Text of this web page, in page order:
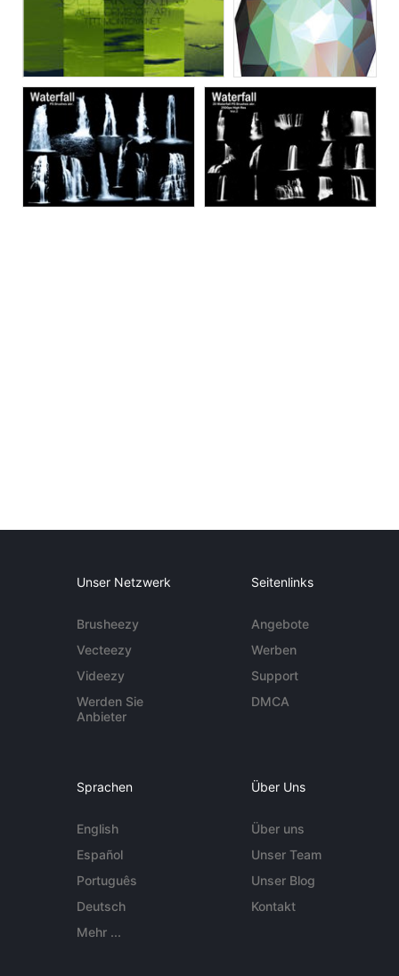
Unser Netzwerk
Brusheezy
Vecteezy
Videezy
Werden Sie
Anbieter
Seitenlinks
Angebote
Werben
Support
DMCA
Sprachen
English
Español
Português
Deutsch
Mehr ...
Über Uns
Über uns
Unser Team
Unser Blog
Kontakt